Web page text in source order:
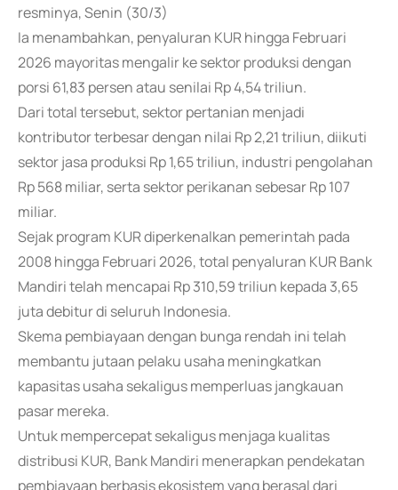
resminya, Senin (30/3)
Ia menambahkan, penyaluran KUR hingga Februari
2026 mayoritas mengalir ke sektor produksi dengan
porsi 61,83 persen atau senilai Rp 4,54 triliun.
Dari total tersebut, sektor pertanian menjadi
kontributor terbesar dengan nilai Rp 2,21 triliun, diikuti
sektor jasa produksi Rp 1,65 triliun, industri pengolahan
Rp 568 miliar, serta sektor perikanan sebesar Rp 107
miliar.
Sejak program KUR diperkenalkan pemerintah pada
2008 hingga Februari 2026, total penyaluran KUR Bank
Mandiri telah mencapai Rp 310,59 triliun kepada 3,65
juta debitur di seluruh Indonesia.
Skema pembiayaan dengan bunga rendah ini telah
membantu jutaan pelaku usaha meningkatkan
kapasitas usaha sekaligus memperluas jangkauan
pasar mereka.
Untuk mempercepat sekaligus menjaga kualitas
distribusi KUR, Bank Mandiri menerapkan pendekatan
pembiayaan berbasis ekosistem yang berasal dari